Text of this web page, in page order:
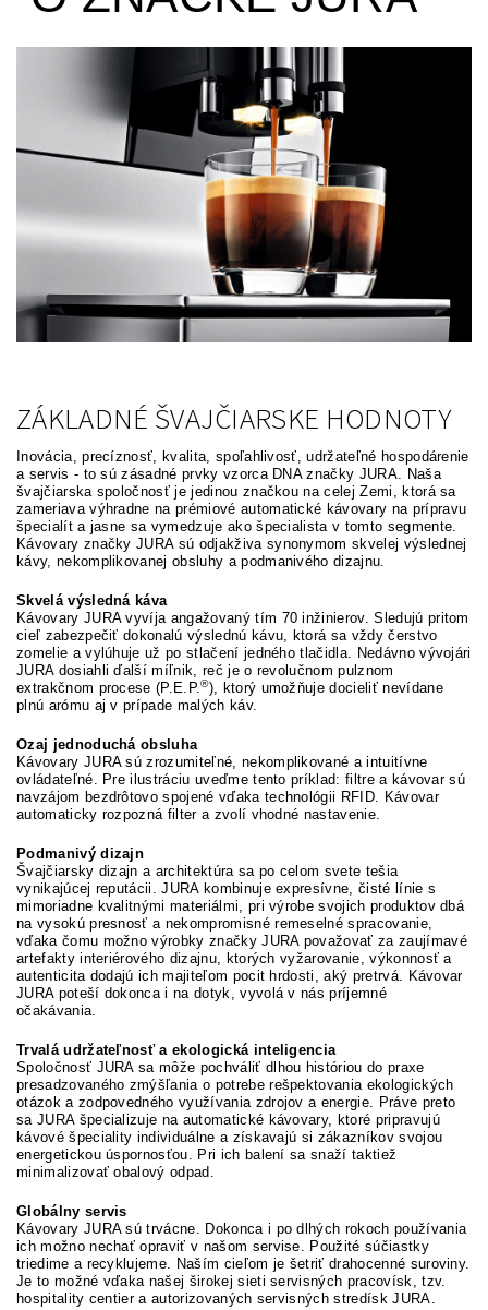
ZÁKLADNÉ ŠVAJČIARSKE HODNOTY
Inovácia, precíznosť, kvalita, spoľahlivosť, udržateľné hospodárenie
a servis - to sú zásadné prvky vzorca DNA značky JURA. Naša
švajčiarska spoločnosť je jedinou značkou na celej Zemi, ktorá sa
zameriava výhradne na prémiové automatické kávovary na prípravu
špecialít a jasne sa vymedzuje ako špecialista v tomto segmente.
Kávovary značky JURA sú odjakživa synonymom skvelej výslednej
kávy, nekomplikovanej obsluhy a podmanivého dizajnu.
Skvelá výsledná káva
Kávovary JURA vyvíja angažovaný tím 70 inžinierov. Sledujú pritom
cieľ zabezpečiť dokonalú výslednú kávu, ktorá sa vždy čerstvo
zomelie a vylúhuje už po stlačení jedného tlačidla. Nedávno vývojári
JURA dosiahli ďalší míľnik, reč je o revolučnom pulznom
extrakčnom procese (P.E.P.®), ktorý umožňuje docieliť nevídane
plnú arómu aj v prípade malých káv.
Ozaj jednoduchá obsluha
Kávovary JURA sú zrozumiteľné, nekomplikované a intuitívne
ovládateľné. Pre ilustráciu uveďme tento príklad: filtre a kávovar sú
navzájom bezdrôtovo spojené vďaka technológii RFID. Kávovar
automaticky rozpozná filter a zvolí vhodné nastavenie.
Podmanivý dizajn
Švajčiarsky dizajn a architektúra sa po celom svete tešia
vynikajúcej reputácii. JURA kombinuje expresívne, čisté línie s
mimoriadne kvalitnými materiálmi, pri výrobe svojich produktov dbá
na vysokú presnosť a nekompromisné remeselné spracovanie,
vďaka čomu možno výrobky značky JURA považovať za zaujímavé
artefakty interiérového dizajnu, ktorých vyžarovanie, výkonnosť a
autenticita dodajú ich majiteľom pocit hrdosti, aký pretrvá. Kávovar
JURA poteší dokonca i na dotyk, vyvolá v nás príjemné
očakávania.
Trvalá udržateľnosť a ekologická inteligencia
Spoločnosť JURA sa môže pochváliť dlhou históriou do praxe
presadzovaného zmýšľania o potrebe rešpektovania ekologických
otázok a zodpovedného využívania zdrojov a energie. Práve preto
sa JURA špecializuje na automatické kávovary, ktoré pripravujú
kávové špeciality individuálne a získavajú si zákazníkov svojou
energetickou úspornosťou. Pri ich balení sa snaží taktiež
minimalizovať obalový odpad.
Globálny servis
Kávovary JURA sú trvácne. Dokonca i po dlhých rokoch používania
ich možno nechať opraviť v našom servise. Použité súčiastky
triedime a recyklujeme. Naším cieľom je šetriť drahocenné suroviny.
Je to možné vďaka našej širokej sieti servisných pracovísk, tzv.
hospitality centier a autorizovaných servisných stredísk JURA.